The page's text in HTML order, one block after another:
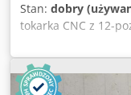
Stan: dobry
tokarka CNC z 12-
napędzonymi
sterownik Fanuc
– średnica